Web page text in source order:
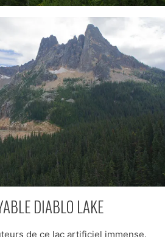
DIABLO LAKE
de ce lac artificiel immense.